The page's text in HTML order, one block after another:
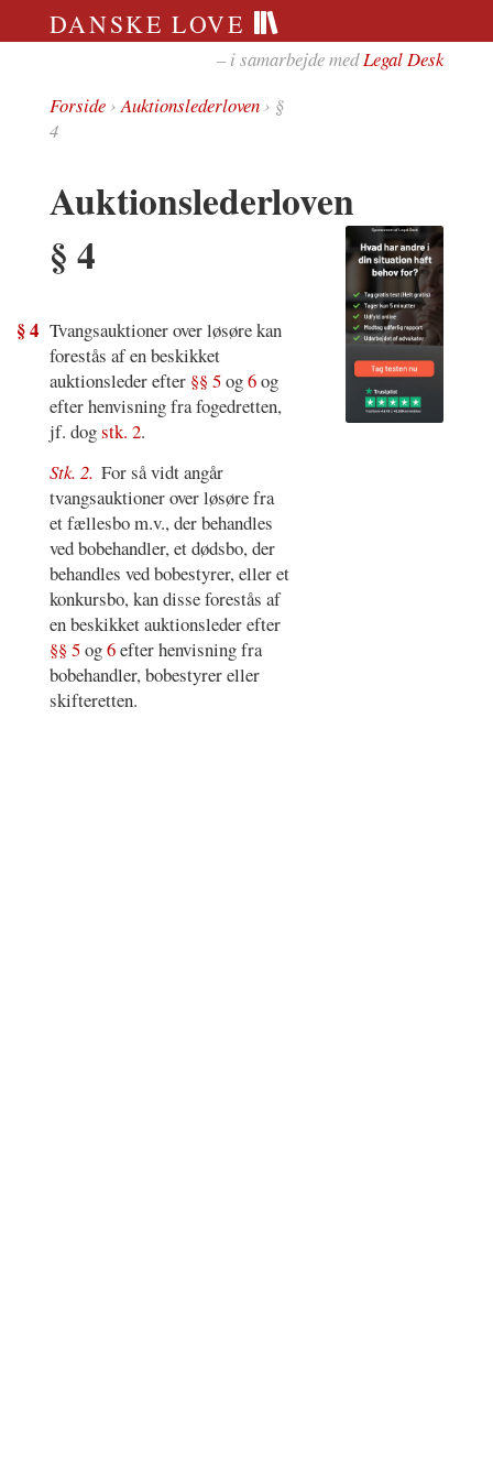
DANSKE LOVE
– i samarbejde medLegal Desk
Forside›Auktionslederloven› §
4
Auktionslederloven
§ 4
§ 4 Tvangsauktioner over løsøre kan
forestås af en beskikket
auktionsleder efter §§ 5og6og
efter henvisning fra fogedretten,
jf. dogstk. 2.
Stk. 2. For så vidt angår
tvangsauktioner over løsøre fra
et fællesbo m.v., der behandles
ved bobehandler, et dødsbo, der
behandles ved bobestyrer, eller et
konkursbo, kan disse forestås af
en beskikket auktionsleder efter
§§ 5og6efter henvisning fra
bobehandler, bobestyrer eller
skifteretten.